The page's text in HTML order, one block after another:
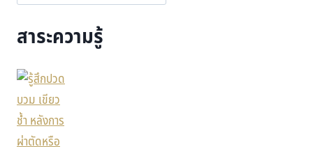
สาระความรู้